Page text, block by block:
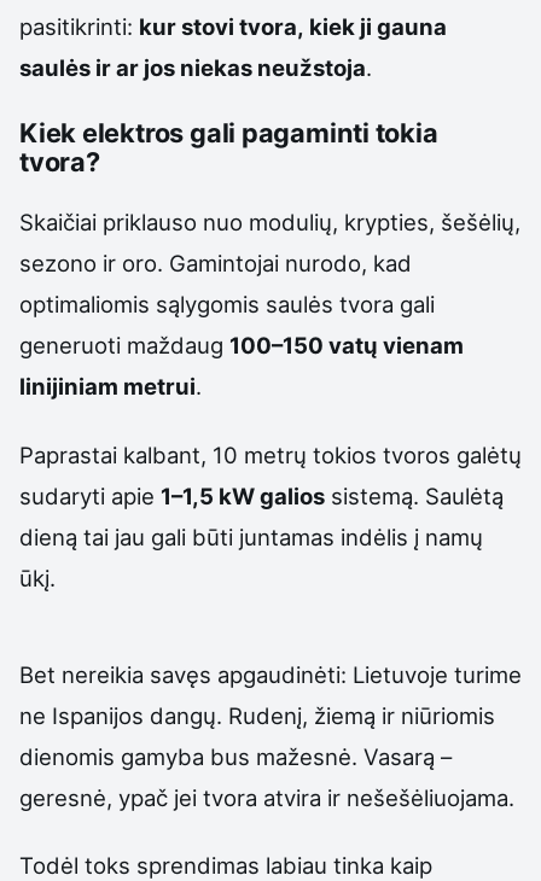
pasitikrinti: kur stovi tvora, kiek ji gauna
saulės ir ar jos niekas neužstoja.
Kiek elektros gali pagaminti tokia
tvora?
Skaičiai priklauso nuo modulių, krypties, šešėlių,
sezono ir oro. Gamintojai nurodo, kad
optimaliomis sąlygomis saulės tvora gali
generuoti maždaug 100–150 vatų vienam
linijiniam metrui.
Paprastai kalbant, 10 metrų tokios tvoros galėtų
sudaryti apie 1–1,5 kW galios sistemą. Saulėtą
dieną tai jau gali būti juntamas indėlis į namų
ūkį.
Bet nereikia savęs apgaudinėti: Lietuvoje turime
ne Ispanijos dangų. Rudenį, žiemą ir niūriomis
dienomis gamyba bus mažesnė. Vasarą –
geresnė, ypač jei tvora atvira ir nešešėliuojama.
Todėl toks sprendimas labiau tinka kaip